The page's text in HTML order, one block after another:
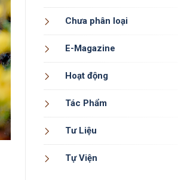
Chưa phân loại
E-Magazine
Hoạt động
Tác Phẩm
Tư Liệu
Tự Viện